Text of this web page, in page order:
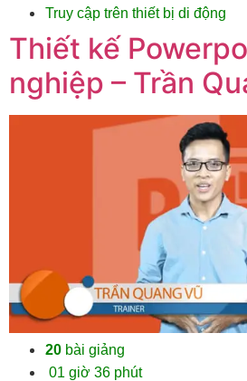
Truy cập trên thiết bị di động
Thiết kế
nghiệp – Trần
20 bài giảng
01 giờ 36 phút